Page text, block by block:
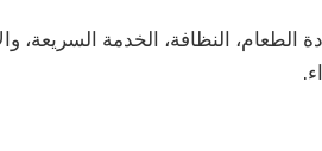
النظافة، الخدمة السريعة،